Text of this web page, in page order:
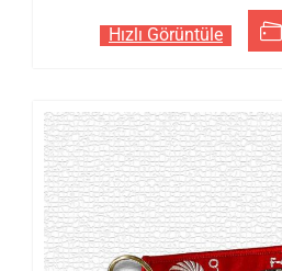
Hızlı Görüntüle